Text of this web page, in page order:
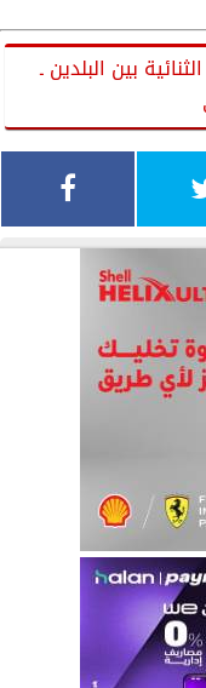
بين البلدين ـ